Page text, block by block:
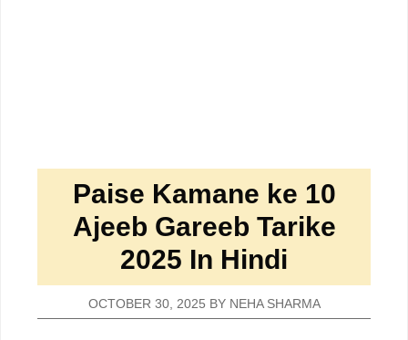
Paise Kamane ke 10
Ajeeb Gareeb Tarike
2025 In Hindi
OCTOBER 30, 2025 BY NEHA SHARMA